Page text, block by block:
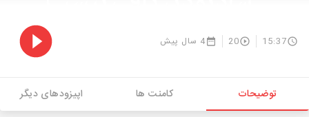
15:37
20 4 سال پیش
توضیحات کامنت ها اپیزودهای دیگر